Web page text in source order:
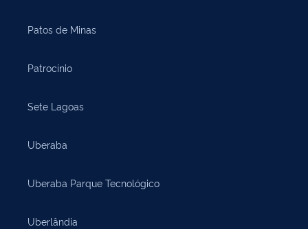
Patos de Minas
Patrocínio
Sete Lagoas
Uberaba
Uberaba Parque Tecnológico
Uberlândia